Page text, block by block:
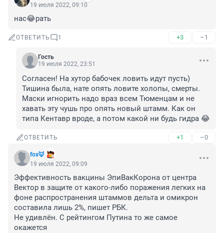
19 июля 2022, 09:10
нас😂рать
ОТВЕТИТЬ 1 +3 –1
Гость
19 июля 2022, 23:51
Согласен! На хутор бабочек ловить идут пусть)
Тишина была, нате опять ловите холопы, смерты.
Маски игнорить надо враз всем Тюменцам и не
хавать эту чушь про опять новый штамм. Как он
типа Кентавр вроде, а потом какой ни будь гидра 😂
ОТВЕТИТЬ +1 –0
fox🦊
19 июля 2022, 09:09
Эффективность вакцины ЭпиВакКорона от центра
Вектор в защите от какого-либо поражения легких на
фоне распространения штаммов дельта и омикрон
составила лишь 2%, пишет РБК.
Не удивлён. С рейтингом Путина то же самое
окажется